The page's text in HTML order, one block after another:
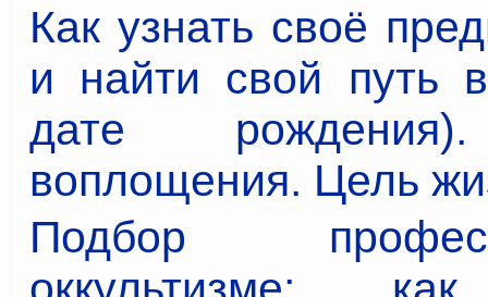
Как узнать своё
и найти свой путь
дате
воплощения. Цель
Подбор